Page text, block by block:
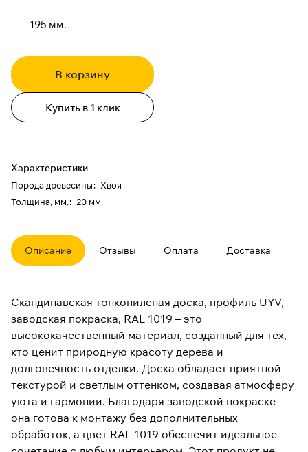
195 мм.
В корзину
Купить в 1 клик
Характеристики
Порода древесины: Хвоя
Толщина, мм.: 20 мм.
Описание Отзывы Оплата Доставка
Скандинавская тонкопиленая доска, профиль UYV,
заводская покраска, RAL 1019 – это
высококачественный материал, созданный для тех,
кто ценит природную красоту дерева и
долговечность отделки. Доска обладает приятной
текстурой и светлым оттенком, создавая атмосферу
уюта и гармонии. Благодаря заводской покраске
она готова к монтажу без дополнительных
обработок, а цвет RAL 1019 обеспечит идеальное